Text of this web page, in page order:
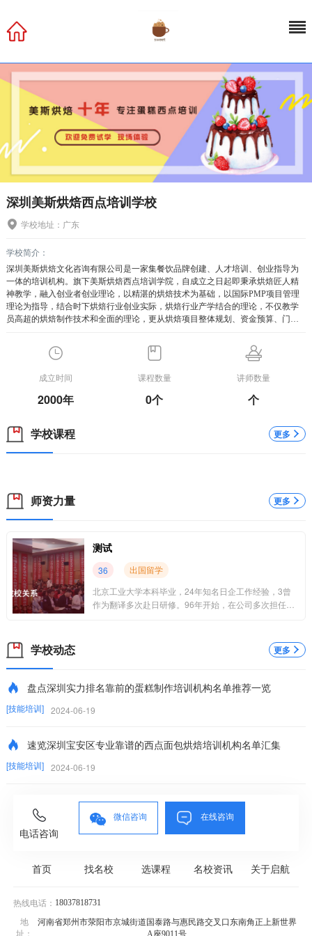
深圳美斯烘焙西点培训学校
学校地址：广东
学校简介：
深圳美斯烘焙文化咨询有限公司是一家集餐饮品牌创建、人才培训、创业指导为
一体的培训机构。旗下美斯烘焙西点培训学院，自成立之日起即秉承烘焙匠人精
神教学，融入创业者创业理论，以精湛的烘焙技术为基础，以国际PMP项目管理
理论为指导，结合时下烘焙行业创业实际，烘焙行业产学结合的理论，不仅教学
员高超的烘焙制作技术和全面的理论，更从烘焙项目整体规划、资金预算、门店
业梦想，让人人尽享生活之美，人人都能演绎自己的传奇与精采。
成立时间
2000年
课程数量
0个
讲师数量
个
学校课程 更多
师资力量 更多
测试
36
出国留学
北京工业大学本科毕业，24年知名日企工作经验，3曾
作为翻译多次赴日研修。96年开始，在公司多次担任标
学校动态 更多
盘点深圳实力排名靠前的蛋糕制作培训机构名单推荐一览
[技能培训] 2024-06-19
速览深圳宝安区专业靠谱的西点面包烘焙培训机构名单汇集
[技能培训] 2024-06-19
电话咨询
微信咨询 在线咨询
首页 找名校 选课程 名校资讯 关于启航
热线电话： 18037818731
地
址：
河南省郑州市荥阳市京城街道国泰路与惠民路交叉口东南角正上新世界
A座9011号